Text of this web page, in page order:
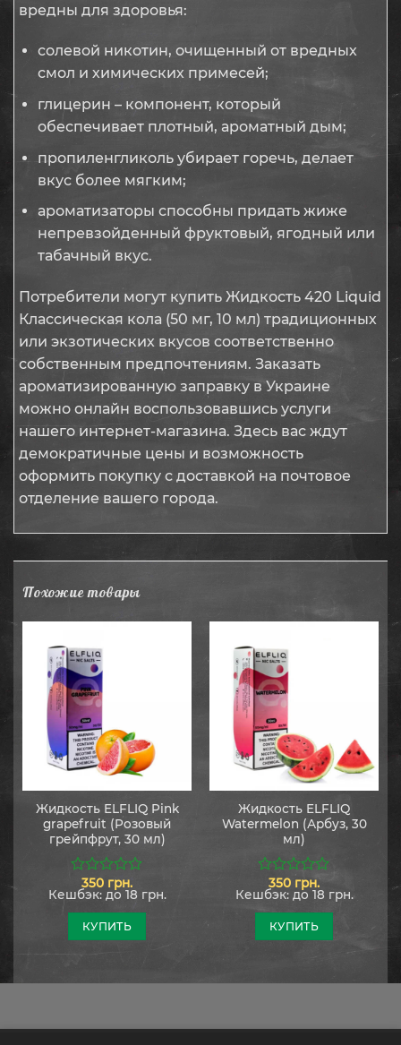
вредны для здоровья:
солевой никотин, очищенный от вредных
смол и химических примесей;
глицерин – компонент, который
обеспечивает плотный, ароматный дым;
пропиленгликоль убирает горечь, делает
вкус более мягким;
ароматизаторы способны придать жиже
непревзойденный фруктовый, ягодный или
табачный вкус.
Потребители могут купить Жидкость 420 Liquid
Классическая кола (50 мг, 10 мл) традиционных
или экзотических вкусов соответственно
собственным предпочтениям. Заказать
ароматизированную заправку в Украине
можно онлайн воспользовавшись услуги
нашего интернет-магазина. Здесь вас ждут
демократичные цены и возможность
оформить покупку с доставкой на почтовое
отделение вашего города.
Похожие товары
Жидкость ELFLIQ Pink
grapefruit (Розовый
грейпфрут, 30 мл)
из
5
350 грн.
Кешбэк:до 18 грн.
КУПИТЬ
Жидкость ELFLIQ
Watermelon (Арбуз, 30
мл)
из
5
350 грн.
Кешбэк:до 18 грн.
КУПИТЬ